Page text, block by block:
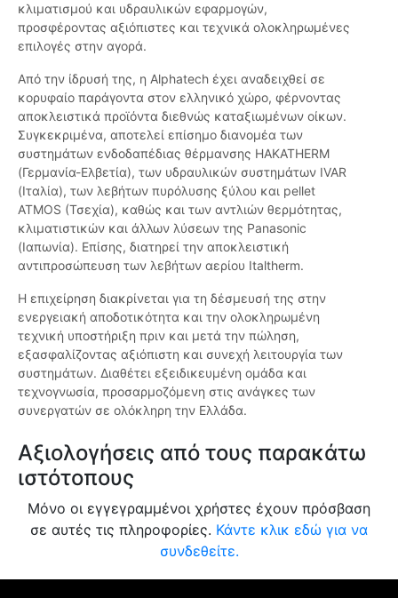
κλιματισμού και υδραυλικών εφαρμογών,
προσφέροντας αξιόπιστες και τεχνικά ολοκληρωμένες
επιλογές στην αγορά.
Από την ίδρυσή της, η Alphatech έχει αναδειχθεί σε
κορυφαίο παράγοντα στον ελληνικό χώρο, φέρνοντας
αποκλειστικά προϊόντα διεθνώς καταξιωμένων οίκων.
Συγκεκριμένα, αποτελεί επίσημο διανομέα των
συστημάτων ενδοδαπέδιας θέρμανσης HAKATHERM
(Γερμανία-Ελβετία), των υδραυλικών συστημάτων IVAR
(Ιταλία), των λεβήτων πυρόλυσης ξύλου και pellet
ATMOS (Τσεχία), καθώς και των αντλιών θερμότητας,
κλιματιστικών και άλλων λύσεων της Panasonic
(Ιαπωνία). Επίσης, διατηρεί την αποκλειστική
αντιπροσώπευση των λεβήτων αερίου Italtherm.
Η επιχείρηση διακρίνεται για τη δέσμευσή της στην
ενεργειακή αποδοτικότητα και την ολοκληρωμένη
τεχνική υποστήριξη πριν και μετά την πώληση,
εξασφαλίζοντας αξιόπιστη και συνεχή λειτουργία των
συστημάτων. Διαθέτει εξειδικευμένη ομάδα και
τεχνογνωσία, προσαρμοζόμενη στις ανάγκες των
συνεργατών σε ολόκληρη την Ελλάδα.
Αξιολογήσεις από τους παρακάτω
ιστότοπους
Μόνο οι εγγεγραμμένοι χρήστες έχουν πρόσβαση
σε αυτές τις πληροφορίες. Κάντε κλικ εδώ για να
συνδεθείτε.